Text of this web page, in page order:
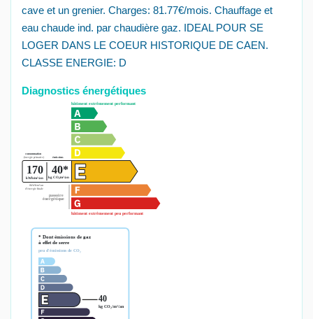
cave et un grenier. Charges: 81.77€/mois. Chauffage et
eau chaude ind. par chaudière gaz. IDEAL POUR SE
LOGER DANS LE COEUR HISTORIQUE DE CAEN.
CLASSE ENERGIE: D
Diagnostics énergétiques